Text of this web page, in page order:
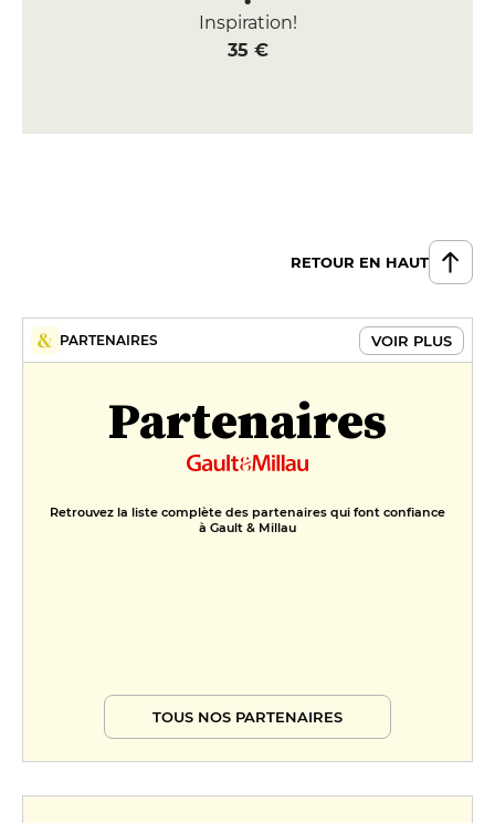
Inspiration!
35 €
RETOUR EN HAUT
PARTENAIRES VOIR PLUS
Partenaires
Retrouvez la liste complète des partenaires qui font confiance
à Gault & Millau
TOUS NOS PARTENAIRES